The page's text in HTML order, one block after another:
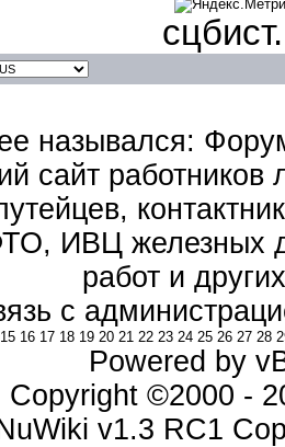
назывался:
сайт работников
ИВЦ железных
работ и
с
15 16 17 18 19 20 21 22 23 24 25 26 27 28
Powered by
Copyright ©2000 -
v1.3 RC1